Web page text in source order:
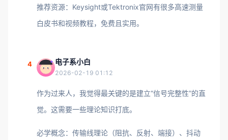
推荐资源：Keysight或Tektronix官网有很多高速测量
白皮书和视频教程，免费且实用。
4 电子系小白
2026-02-19 01:12
作为过来人，我觉得最关键的是建立“信号完整性”的直
觉。这需要一些理论知识打底。
必学概念：传输线理论（阻抗、反射、端接）、抖动